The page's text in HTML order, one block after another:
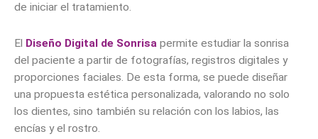
de iniciar el tratamiento.
El Diseño Digital de Sonrisa permite estudiar la sonrisa
del paciente a partir de fotografías, registros digitales y
proporciones faciales. De esta forma, se puede diseñar
una propuesta estética personalizada, valorando no solo
los dientes, sino también su relación con los labios, las
encías y el rostro.